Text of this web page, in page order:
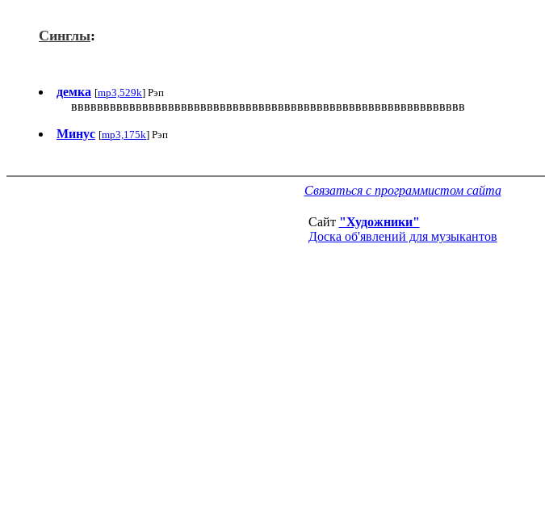
Синглы:
демка [mp3,529k] Рэп
ввввввввввввввввввввввввввввввввввввввввввввввввввввввввввввв
Минус [mp3,175k] Рэп
Связаться с программистом сайта
Сайт "Художники"
Доска об'явлений для музыкантов